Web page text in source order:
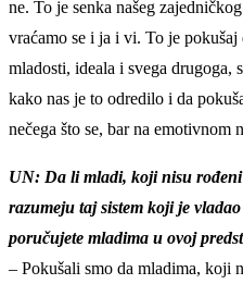
ne. To je senka našeg
vraćamo se i ja i vi. To je pokušaj
mladosti, ideala i svega drugoga,
kako nas je to odredilo i da
nečega što se, bar na emotivnom
UN: Da li mladi, koji nisu rođeni
razumeju taj sistem koji je
poručujete mladima u ovoj
– Pokušali smo da mladima, koji